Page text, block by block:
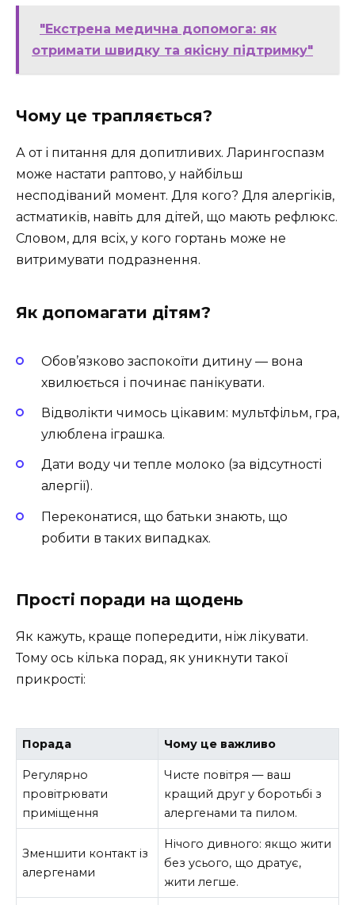
"Екстрена медична допомога: як
отримати швидку та якісну підтримку"
Чому це трапляється?
А от і питання для допитливих. Ларингоспазм
може настати раптово, у найбільш
несподіваний момент. Для кого? Для алергіків,
астматиків, навіть для дітей, що мають рефлюкс.
Словом, для всіх, у кого гортань може не
витримувати подразнення.
Як допомагати дітям?
Обов’язково заспокоїти дитину — вона
хвилюється і починає панікувати.
Відволікти чимось цікавим: мультфільм, гра,
улюблена іграшка.
Дати воду чи тепле молоко (за відсутності
алергії).
Переконатися, що батьки знають, що
робити в таких випадках.
Прості поради на щодень
Як кажуть, краще попередити, ніж лікувати.
Тому ось кілька порад, як уникнути такої
прикрості:
Порада Чому це важливо
Регулярно
провітрювати
приміщення
Чисте повітря — ваш
кращий друг у боротьбі з
алергенами та пилом.
Зменшити контакт із
алергенами
Нічого дивного: якщо жити
без усього, що дратує,
жити легше.